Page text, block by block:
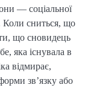
— соціальної
Коли сниться, що
що сновидець
яка існувала в
відмирає,
зв’язку або